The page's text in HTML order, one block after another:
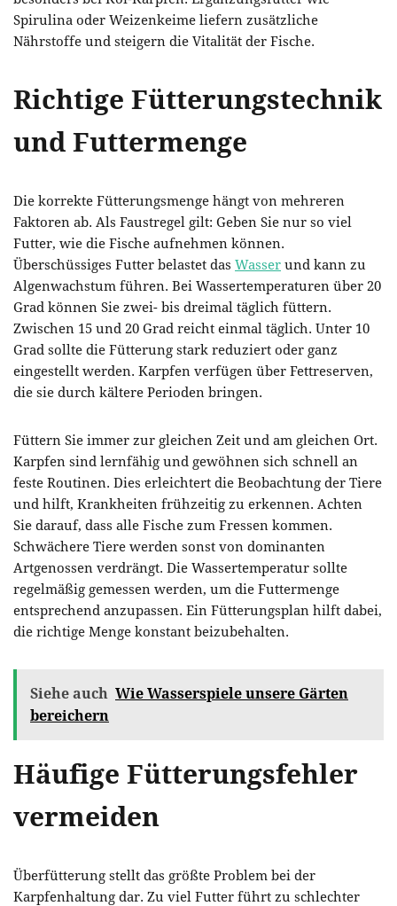
Spirulina oder Weizenkeime liefern zusätzliche
Nährstoffe und steigern die Vitalität der Fische.
Richtige Fütterungstechnik
und Futtermenge
Die korrekte Fütterungsmenge hängt von mehreren
Faktoren ab. Als Faustregel gilt: Geben Sie nur so viel
Futter, wie die Fische aufnehmen können.
Überschüssiges Futter belastet das Wasser und kann zu
Algenwachstum führen. Bei Wassertemperaturen über 20
Grad können Sie zwei- bis dreimal täglich füttern.
Zwischen 15 und 20 Grad reicht einmal täglich. Unter 10
Grad sollte die Fütterung stark reduziert oder ganz
eingestellt werden. Karpfen verfügen über Fettreserven,
die sie durch kältere Perioden bringen.
Füttern Sie immer zur gleichen Zeit und am gleichen Ort.
Karpfen sind lernfähig und gewöhnen sich schnell an
feste Routinen. Dies erleichtert die Beobachtung der Tiere
und hilft, Krankheiten frühzeitig zu erkennen. Achten
Sie darauf, dass alle Fische zum Fressen kommen.
Schwächere Tiere werden sonst von dominanten
Artgenossen verdrängt. Die Wassertemperatur sollte
regelmäßig gemessen werden, um die Futtermenge
entsprechend anzupassen. Ein Fütterungsplan hilft dabei,
die richtige Menge konstant beizubehalten.
Siehe auch Wie Wasserspiele unsere Gärten
bereichern
Häufige Fütterungsfehler
vermeiden
Überfütterung stellt das größte Problem bei der
Karpfenhaltung dar. Zu viel Futter führt zu schlechter